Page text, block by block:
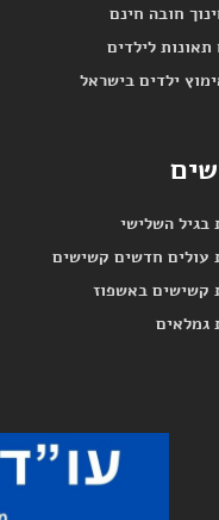
חובה חינם
תאונות לילדים
ילדים בישראל
בגיל השלישי
עולים חדשים קשישים
קשישים באשפוז
גמלאים